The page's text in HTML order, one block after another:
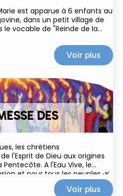
est apparue à 6 enfants au
dans un petit village de
le vocable de "Reinde de la
Voir plus
DES
les chrétiens
l'Esprit de Dieu aux origines
A l'Eau Vive, le
et pour tous les peuples 🌿
Voir plus